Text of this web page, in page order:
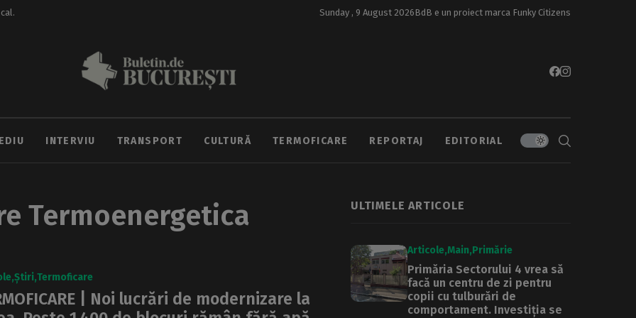
Sunday , 9 August 2026BdB e un proiect marca Funky Citizens
INTERVIU TRANSPORT CULTURĂ TERMOFICARE REPORTAJ EDITORIAL
Termoenergetica
Știri Termoficare
| Noi lucrări de modernizare la
ULTIMELE ARTICOLE
Articole Main Primărie
Primăria Sectorului 4 vrea să
facă un centru de zi pentru
copii cu tulburări de
comportament. Investiția se